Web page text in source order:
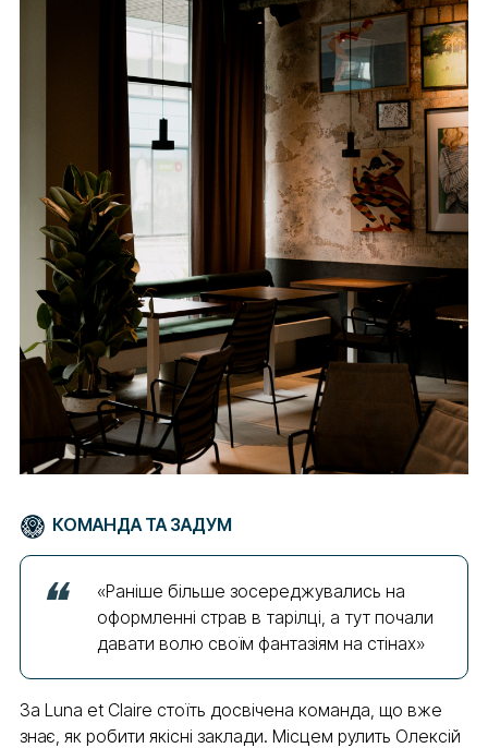
КОМАНДА ТА ЗАДУМ
«Раніше більше зосереджувались на
оформленні страв в тарілці, а тут почали
давати волю своїм фантазіям на стінах»
За Luna et Claire стоїть досвічена команда, що вже
знає, як робити якісні заклади. Місцем рулить Олексій